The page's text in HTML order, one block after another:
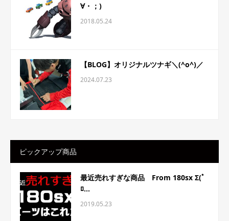
∀・；)
2018.05.24
【BLOG】オリジナルツナギ＼(^o^)／
2024.07.23
ピックアップ商品
最近売れすぎな商品 From 180sx Σ(ﾟ
ﾛ...
2019.05.23